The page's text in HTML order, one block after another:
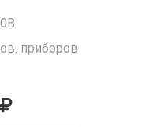
приборов